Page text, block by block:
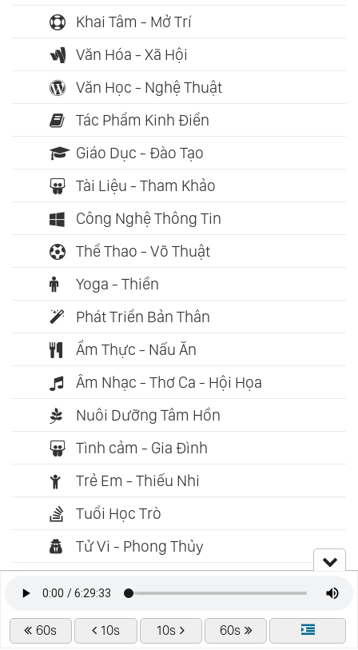
60s 10s 10s 60s
Khai Tâm - Mở Trí
Văn Hóa - Xã Hội
Văn Học - Nghệ Thuật
Tác Phẩm Kinh Điển
Giáo Dục - Đào Tạo
Tài Liệu - Tham Khảo
Công Nghệ Thông Tin
Thể Thao - Võ Thuật
Yoga - Thiền
Phát Triển Bản Thân
Ẩm Thực - Nấu Ăn
Âm Nhạc - Thơ Ca - Hội Họa
Nuôi Dưỡng Tâm Hồn
Tình cảm - Gia Đình
Trẻ Em - Thiếu Nhi
Tuổi Học Trò
Tử Vi - Phong Thủy
Huyền Bí - Giả Tưởng